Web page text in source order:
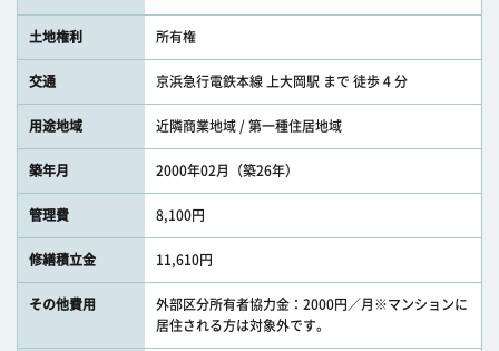
土地権利 所有権
交通 京浜急行電鉄本線 上大岡駅 まで 徒歩 4 分
用途地域 近隣商業地域 / 第一種住居地域
築年月 2000年02月（築26年）
管理費 8,100円
修繕積立金 11,610円
その他費用
外部区分所有者協力金：2000円／月※マンションに
居住される方は対象外です。